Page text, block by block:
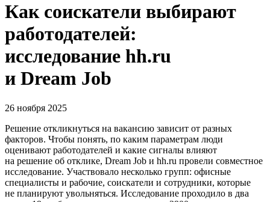
Как соискатели выбирают
работодателей:
исследование hh.ru
и Dream Job
26 ноября 2025
Решение откликнуться на вакансию зависит от разных
факторов. Чтобы понять, по каким параметрам люди
оценивают работодателей и какие сигналы влияют
на решение об отклике, Dream Job и hh.ru провели совместное
исследование. Участвовало несколько групп: офисные
специалисты и рабочие, соискатели и сотрудники, которые
не планируют увольняться. Исследование проходило в два